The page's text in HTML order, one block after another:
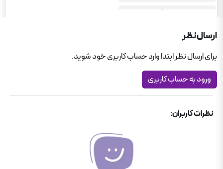
ریاضی گاج
کتاب های برگزیده کمک آموزشی
ریاضیات گسسته دوازدهم ریاضی
ارسال نظر
برای ارسال نظر ابتدا وارد حساب کاربری خود شوید.
ورود به حساب کاربری
نظرات کاربران: